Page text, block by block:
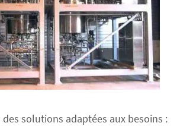
solutions adaptées aux besoins :